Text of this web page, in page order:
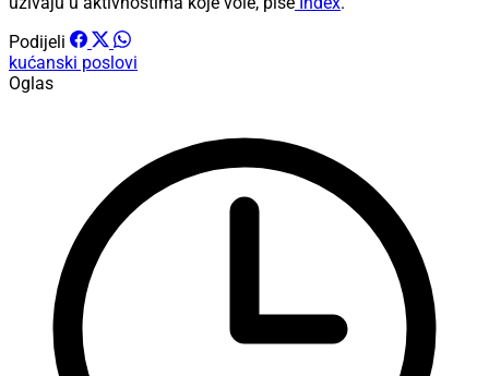
Podijeli
kućanski poslovi
Oglas